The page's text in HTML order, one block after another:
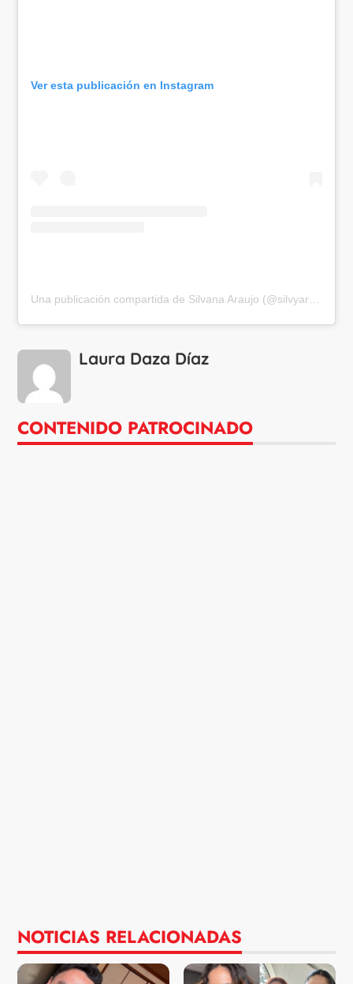
Ver esta publicación en Instagram
Laura Daza Díaz
CONTENIDO PATROCINADO
NOTICIAS RELACIONADAS